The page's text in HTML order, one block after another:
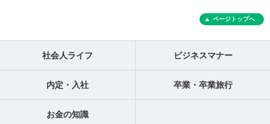
ページトップへ
社会人ライフ ビジネスマナー
内定・入社 卒業・卒業旅行
お金の知識